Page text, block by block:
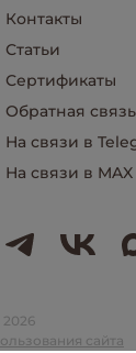
Контакты
Статьи
Сертификаты
Обратная связь
На связи в
На связи в MAX
сайта